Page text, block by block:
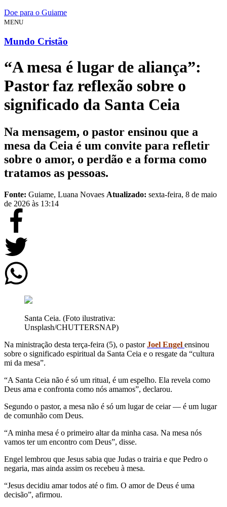
Doe para o Guiame
MENU
Mundo Cristão
“A mesa é lugar de aliança”:
Pastor faz reflexão sobre o
significado da Santa Ceia
Na mensagem, o pastor ensinou que a
mesa da Ceia é um convite para refletir
sobre o amor, o perdão e a forma como
tratamos as pessoas.
Fonte: Guiame, Luana Novaes Atualizado: sexta-feira, 8 de maio
de 2026 às 13:14
Santa Ceia. (Foto ilustrativa:
Unsplash/CHUTTERSNAP)
Na ministração desta terça-feira (5), o pastorJoel Engel ensinou
sobre o significado espiritual da Santa Ceia e o resgate da “cultura
mi da mesa”.
“A Santa Ceia não é só um ritual, é um espelho. Ela revela como
Deus ama e confronta como nós amamos”, declarou.
Segundo o pastor, a mesa não é só um lugar de ceiar — é um lugar
de comunhão com Deus.
“A minha mesa é o primeiro altar da minha casa. Na mesa nós
vamos ter um encontro com Deus”, disse.
Engel lembrou que Jesus sabia que Judas o trairia e que Pedro o
negaria, mas ainda assim os recebeu à mesa.
“Jesus decidiu amar todos até o fim. O amor de Deus é uma
decisão”, afirmou.